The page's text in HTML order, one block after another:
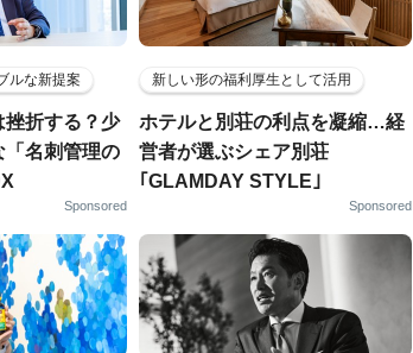
ルな新提案
折する？少
「名刺管理の
Sponsored
新しい形の福利厚生として活用
ホテルと別荘の利点を凝縮…経
営者が選ぶシェア別荘
｢GLAMDAY STYLE｣
Sponsored